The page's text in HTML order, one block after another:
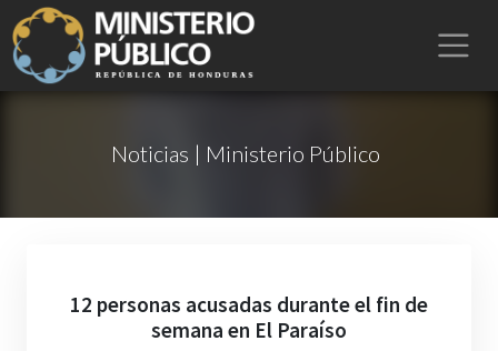
Noticias | Ministerio Público
12 personas acusadas durante el fin de
semana en El Paraíso